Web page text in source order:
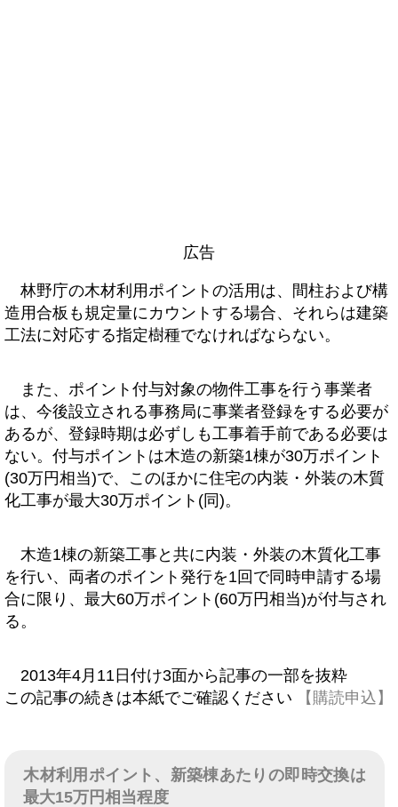
広告
林野庁の木材利用ポイントの活用は、間柱および構
造用合板も規定量にカウントする場合、それらは建築
工法に対応する指定樹種でなければならない。
また、ポイント付与対象の物件工事を行う事業者
は、今後設立される事務局に事業者登録をする必要が
あるが、登録時期は必ずしも工事着手前である必要は
ない。付与ポイントは木造の新築1棟が30万ポイント
(30万円相当)で、このほかに住宅の内装・外装の木質
化工事が最大30万ポイント(同)。
木造1棟の新築工事と共に内装・外装の木質化工事
を行い、両者のポイント発行を1回で同時申請する場
合に限り、最大60万ポイント(60万円相当)が付与され
る。
2013年4月11日付け3面から記事の一部を抜粋
この記事の続きは本紙でご確認ください
【購読申込】
木材利用ポイント、新築棟あたりの即時交換は
最大15万円相当程度